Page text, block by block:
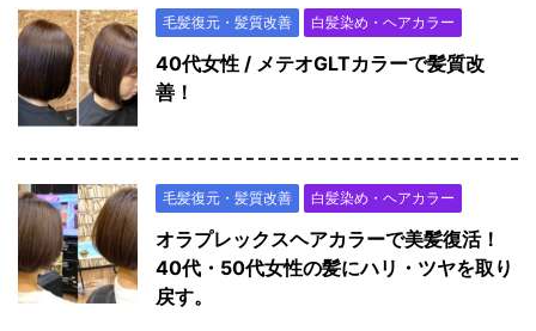
毛髪復元・髪質改善 白髪染め・ヘアカラー
40代女性 / メテオGLTカラーで髪質改
善！
毛髪復元・髪質改善 白髪染め・ヘアカラー
オラプレックスヘアカラーで美髪復活！
40代・50代女性の髪にハリ・ツヤを取り
戻す。